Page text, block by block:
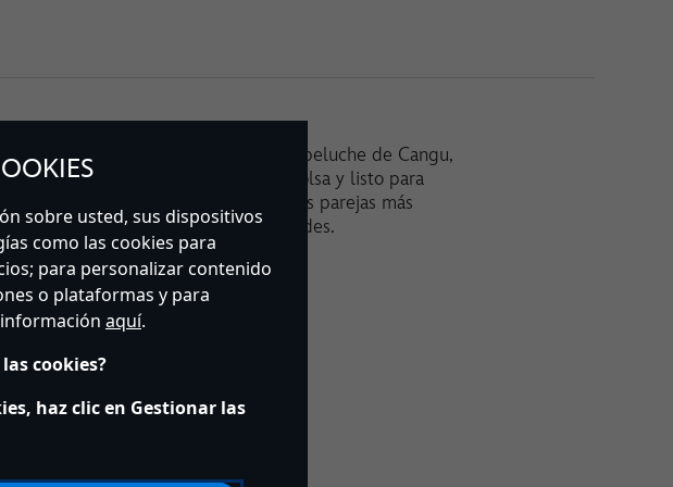
de los Cien Acres con este adorable peluche de Cangu,
Rito metido a buen recaudo en su bolsa y listo para
Un tierno homenaje a una de las parejas más
compañía para fans de todas las edades.
the Pooh (1977) de Disney
por separado y sujeta a disponibilidad)
sobre usted, sus dispositivos
como las cookies para
para personalizar contenido
o plataformas y para
aquí.
cookies?
haz clic en Gestionar las